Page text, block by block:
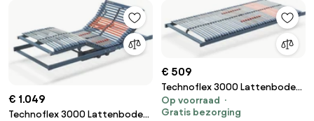
€ 1.049
Technoflex 3000 Lattenbodem
€ 509
Technoflex 3000 Lattenbodem
Vlak – Bij Swiss Sense
Op voorraad
Gratis bezorging